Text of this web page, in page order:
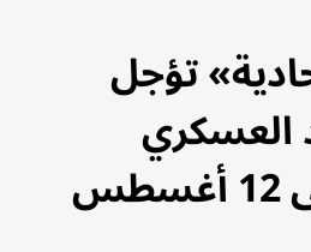
تؤجل
العسكري